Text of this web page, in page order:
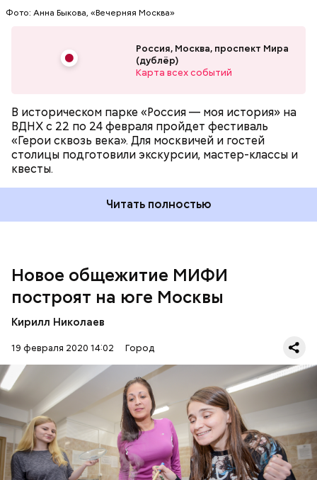
Фото: Анна Быкова, «Вечерняя Москва»
Россия, Москва, проспект Мира
(дублёр)
Карта всех событий
В историческом парке «Россия — моя история» на
ВДНХ с 22 по 24 февраля пройдет фестиваль
«Герои сквозь века». Для москвичей и гостей
столицы подготовили экскурсии, мастер-классы и
квесты.
Читать полностью
Новое общежитие МИФИ
построят на юге Москвы
Кирилл Николаев
19 февраля 2020 14:02 Город
Новое общежитие Национального
исследовательского ядерного университета
МИФИ появится в Москворечье. Об этом 19
февраля сообщили в пресс-службе
Москомархитектуры.
Здание будет расположено по адресу улица
Москворечье, владение 19, корпус 2. Оно будет
оформлено в фирменных цветах вуза. По словам
Общая площадь общежития составит 18 тысяч
квадратных метров.
СТРОИТЕЛЬСТВО МОСКВА ОБЩЕЖИТИЯ